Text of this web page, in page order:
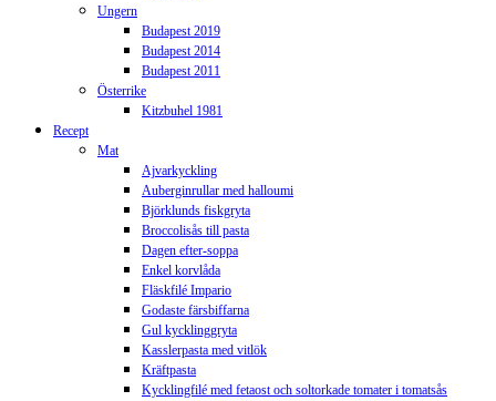
Ungern
Budapest 2019
Budapest 2014
Budapest 2011
Österrike
Kitzbuhel 1981
Recept
Mat
Ajvarkyckling
Auberginrullar med halloumi
Björklunds fiskgryta
Broccolisås till pasta
Dagen efter-soppa
Enkel korvlåda
Fläskfilé Impario
Godaste färsbiffarna
Gul kycklinggryta
Kasslerpasta med vitlök
Kräftpasta
Kycklingfilé med fetaost och soltorkade tomater i tomatsås